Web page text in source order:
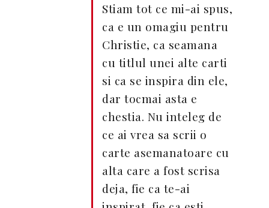
Stiam tot ce mi-ai spus,
ca e un omagiu pentru
Christie, ca seamana
cu titlul unei alte carti
si ca se inspira din ele,
dar tocmai asta e
chestia. Nu inteleg de
ce ai vrea sa scrii o
carte asemanatoare cu
alta care a fost scrisa
deja, fie ca te-ai